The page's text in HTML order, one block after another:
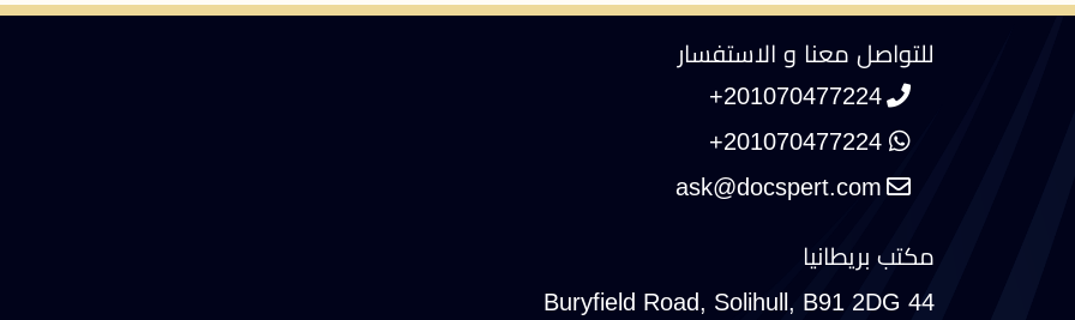
للتواصل معنا و الاستفسار
+201070477224
+201070477224
مكتب بريطانيا
44 Buryfield Road, Solihull, B91 2DG